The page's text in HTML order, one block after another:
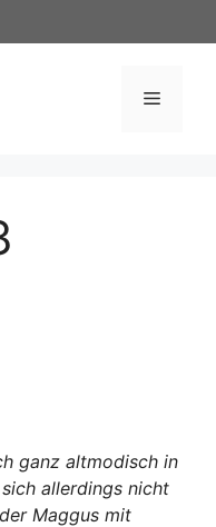
Menü
ganz altmodisch in
allerdings nicht
Maggus mit